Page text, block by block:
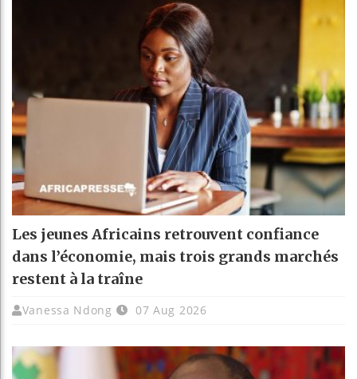
Les jeunes Africains retrouvent confiance
dans l’économie, mais trois grands marchés
restent à la traîne
Vanessa Ndong 07 Aug 2026